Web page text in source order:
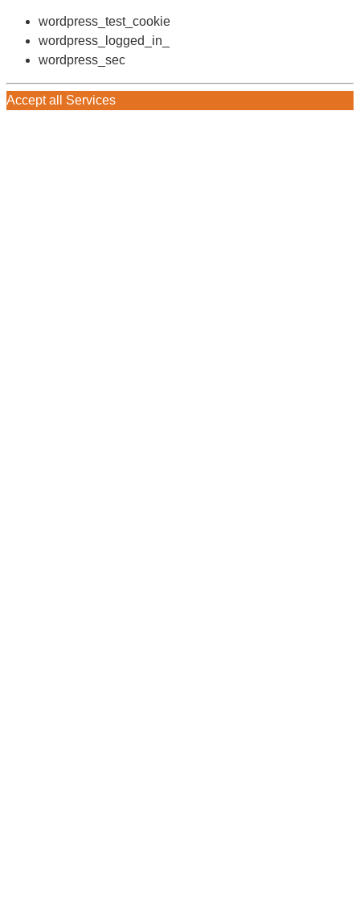
wordpress_test_cookie
wordpress_logged_in_
wordpress_sec
Accept all Services